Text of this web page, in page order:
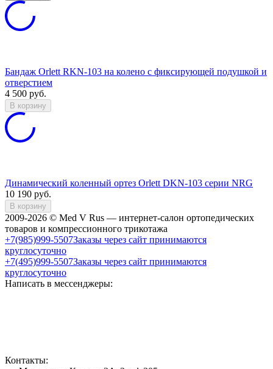
Бандаж Orlett RKN-103 на колено с фиксирующей подушкой и
отверстием
4 500 руб.
В корзину
Динамический коленный ортез Orlett DKN-103 серии NRG
10 190 руб.
В корзину
2009-2026 © Med V Rus — интернет-салон ортопедических
товаров и компрессионного трикотажа
+7(985)999-5507Заказы через сайт принимаются
круглосуточно
+7(495)999-5507Заказы через сайт принимаются
круглосуточно
Написать в мессенджеры:
Контакты: